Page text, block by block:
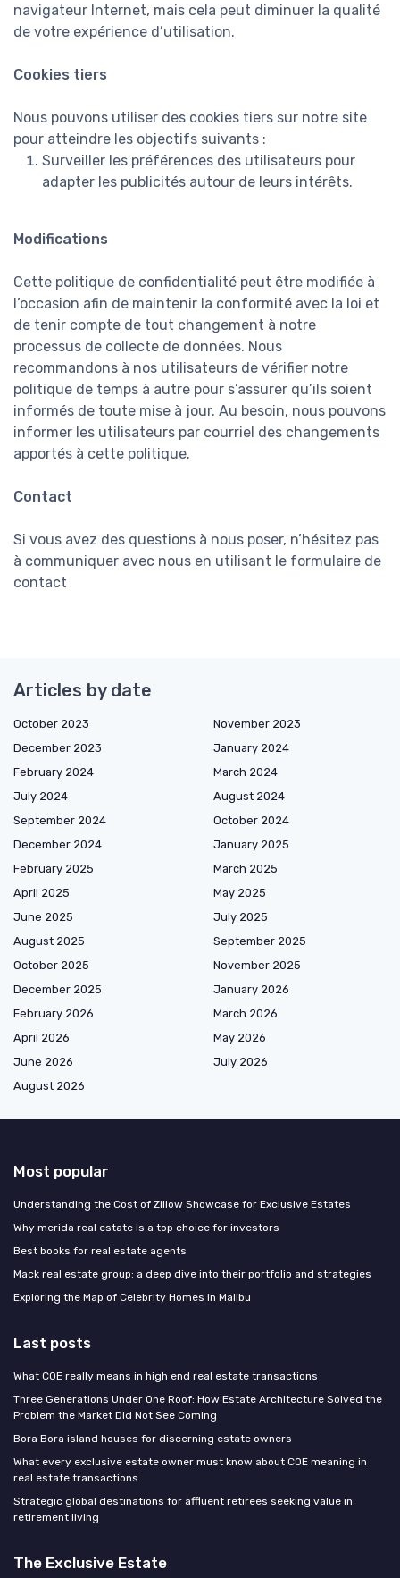
navigateur Internet, mais cela peut diminuer la qualité
de votre expérience d’utilisation.
Cookies tiers
Nous pouvons utiliser des cookies tiers sur notre site
pour atteindre les objectifs suivants :
Surveiller les préférences des utilisateurs pour
adapter les publicités autour de leurs intérêts.
Modifications
Cette politique de confidentialité peut être modifiée à
l’occasion afin de maintenir la conformité avec la loi et
de tenir compte de tout changement à notre
processus de collecte de données. Nous
recommandons à nos utilisateurs de vérifier notre
politique de temps à autre pour s’assurer qu’ils soient
informés de toute mise à jour. Au besoin, nous pouvons
informer les utilisateurs par courriel des changements
apportés à cette politique.
Contact
Si vous avez des questions à nous poser, n’hésitez pas
à communiquer avec nous en utilisant le formulaire de
contact
Articles by date
October 2023
November 2023
December 2023
January 2024
February 2024
March 2024
July 2024
August 2024
September 2024
October 2024
December 2024
January 2025
February 2025
March 2025
April 2025
May 2025
June 2025
July 2025
August 2025
September 2025
October 2025
November 2025
December 2025
January 2026
February 2026
March 2026
April 2026
May 2026
June 2026
July 2026
August 2026
Most popular
Understanding the Cost of Zillow Showcase for Exclusive Estates
Why merida real estate is a top choice for investors
Best books for real estate agents
Mack real estate group: a deep dive into their portfolio and strategies
Exploring the Map of Celebrity Homes in Malibu
Last posts
What COE really means in high end real estate transactions
Three Generations Under One Roof: How Estate Architecture Solved the
Problem the Market Did Not See Coming
Bora Bora island houses for discerning estate owners
What every exclusive estate owner must know about COE meaning in
real estate transactions
Strategic global destinations for affluent retirees seeking value in
retirement living
The Exclusive Estate